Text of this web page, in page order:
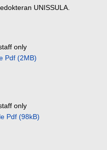
UNISSULA.
only
Pdf (2MB)
only
Pdf (98kB)